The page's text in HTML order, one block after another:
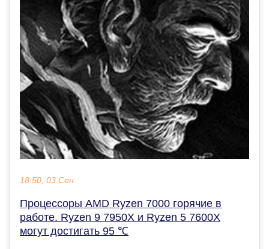
18:50, 03 Сен
Процессоры AMD Ryzen 7000 горячие в
работе. Ryzen 9 7950X и Ryzen 5 7600X
могут достигать 95 ℃